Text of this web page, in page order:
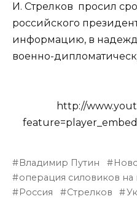
И. Стрелков просил
российского
информацию, в
военно-
http://
Владимир Путин
операция силовиков на
Россия
Стрелков